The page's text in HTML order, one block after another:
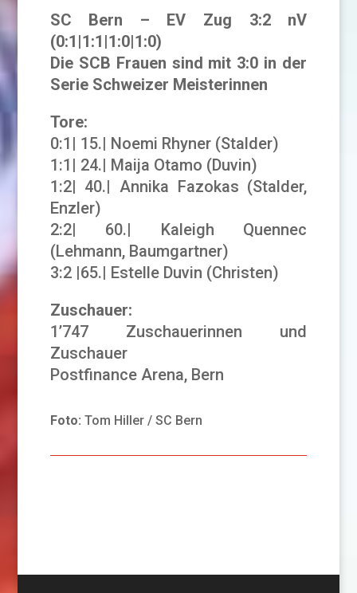
SC Bern – EV Zug 3:2 nV
(0:1|1:1|1:0|1:0)
Die SCB Frauen sind mit 3:0 in der
Serie Schweizer Meisterinnen
Tore:
0:1| 15.| Noemi Rhyner (Stalder)
1:1| 24.| Maija Otamo (Duvin)
1:2| 40.| Annika Fazokas (Stalder,
Enzler)
2:2| 60.| Kaleigh Quennec
(Lehmann, Baumgartner)
3:2 |65.| Estelle Duvin (Christen)
Zuschauer:
1’747 Zuschauerinnen und
Zuschauer
Postfinance Arena, Bern
Foto: Tom Hiller / SC Bern